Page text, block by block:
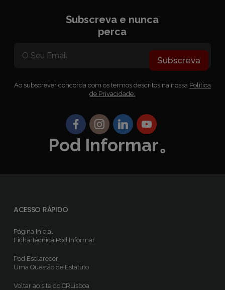
Subscreva e nunca
perca
Subscreva
Ao subscrever concorda com os termos descritos na nossa Política
de Privacidade.
Pod Informar。
ACESSO RÁPIDO
Página Inicial
Ficha TécnicaPod Informar
Pod Esclarecer
Uma Questão de Estatuto
Voltar ao site do CRLisboa